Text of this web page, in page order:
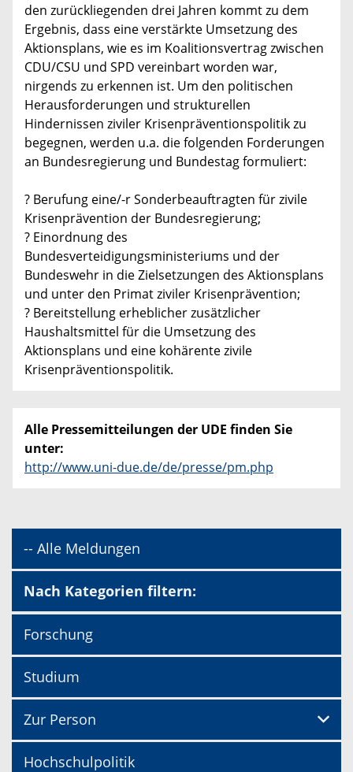
den zurückliegenden drei Jahren kommt zu dem
Ergebnis, dass eine verstärkte Umsetzung des
Aktionsplans, wie es im Koalitionsvertrag zwischen
CDU/CSU und SPD vereinbart worden war,
nirgends zu erkennen ist. Um den politischen
Herausforderungen und strukturellen
Hindernissen ziviler Krisenpräventionspolitik zu
begegnen, werden u.a. die folgenden Forderungen
an Bundesregierung und Bundestag formuliert:
? Berufung eine/-r Sonderbeauftragten für zivile
Krisenprävention der Bundesregierung;
? Einordnung des
Bundesverteidigungsministeriums und der
Bundeswehr in die Zielsetzungen des Aktionsplans
und unter den Primat ziviler Krisenprävention;
? Bereitstellung erheblicher zusätzlicher
Haushaltsmittel für die Umsetzung des
Aktionsplans und eine kohärente zivile
Krisenpräventionspolitik.
Alle Pressemitteilungen der UDE finden Sie
unter:
http://www.uni-due.de/de/presse/pm.php
-- Alle Meldungen
Nach Kategorien filtern:
Forschung
Studium
Zur Person
Hochschulpolitik